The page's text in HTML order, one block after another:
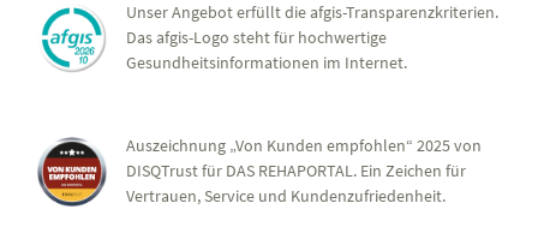
Unser Angebot erfüllt die afgis-Transparenzkriterien.
Das afgis-Logo steht für hochwertige
Gesundheitsinformationen im Internet.
Auszeichnung „Von Kunden empfohlen“ 2025 von
DISQTrust für DAS REHAPORTAL. Ein Zeichen für
Vertrauen, Service und Kundenzufriedenheit.